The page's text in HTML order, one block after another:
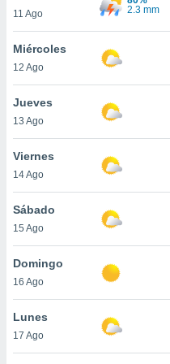
más
nuestra
y
de
disponible
cookies
aceptar
11 Ago
2.3 mm
Miércoles
12 Ago
Jueves
13 Ago
Viernes
14 Ago
Sábado
15 Ago
Domingo
16 Ago
Lunes
17 Ago